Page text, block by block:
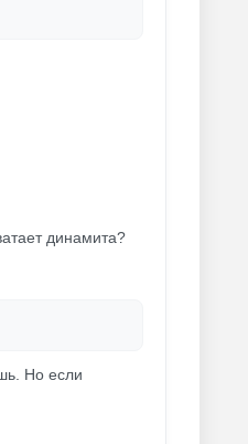
динамита?
Но если